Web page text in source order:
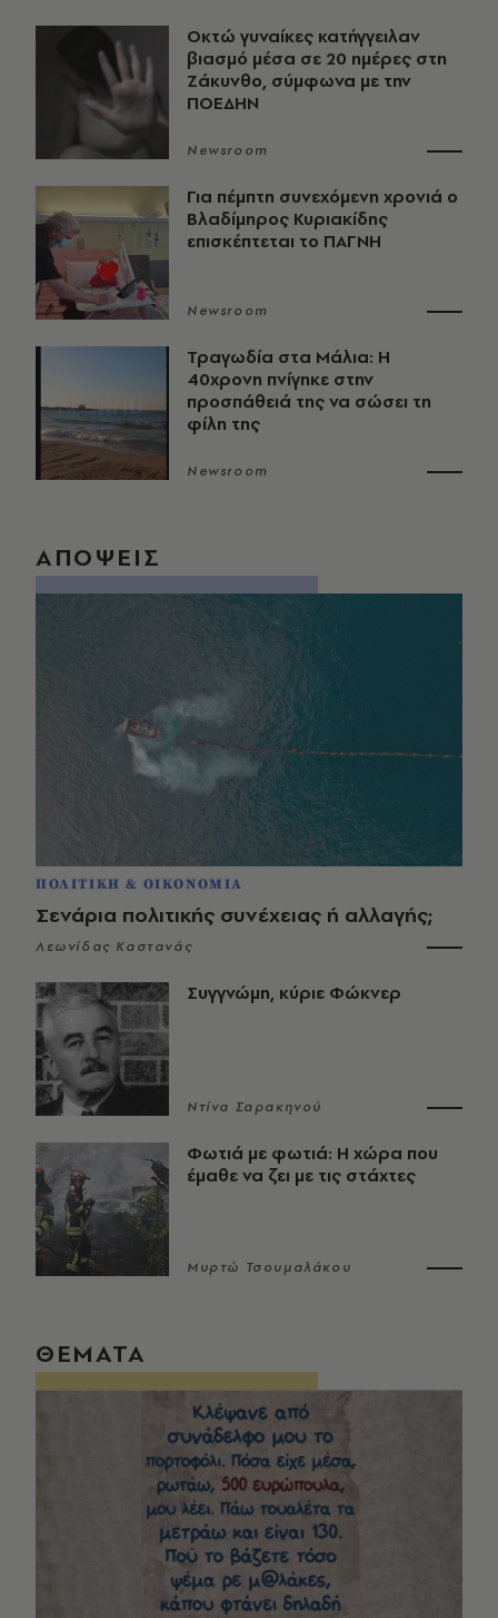
Οκτώ γυναίκες κατήγγειλαν
βιασμό μέσα σε 20 ημέρες στη
Ζάκυνθο, σύμφωνα με την
ΠΟΕΔΗΝ
Newsroom
Για πέμπτη συνεχόμενη χρονιά ο
Βλαδίμηρος Κυριακίδης
επισκέπτεται το ΠΑΓΝΗ
Newsroom
Τραγωδία στα Μάλια: Η
40χρονη πνίγηκε στην
προσπάθειά της να σώσει τη
φίλη της
Newsroom
ΑΠΟΨΕΙΣ
ΠΟΛΙΤΙΚΗ & ΟΙΚΟΝΟΜΙΑ
Σενάρια πολιτικής συνέχειας ή αλλαγής;
Λεωνίδας Καστανάς
Συγγνώμη, κύριε Φώκνερ
Ντίνα Σαρακηνού
Φωτιά με φωτιά: Η χώρα που
έμαθε να ζει με τις στάχτες
Μυρτώ Τσουμαλάκου
ΘΕΜΑΤΑ